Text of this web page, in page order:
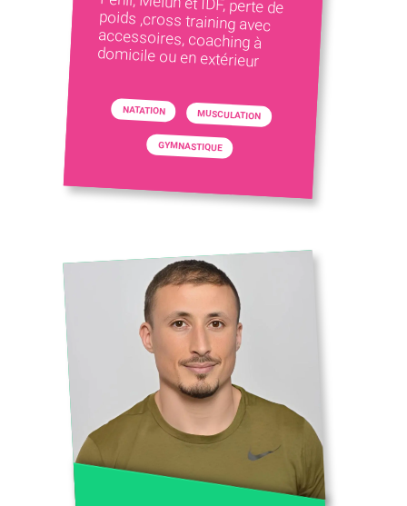
domicile ou en extérieur
NATATION MUSCULATION
GYMNASTIQUE